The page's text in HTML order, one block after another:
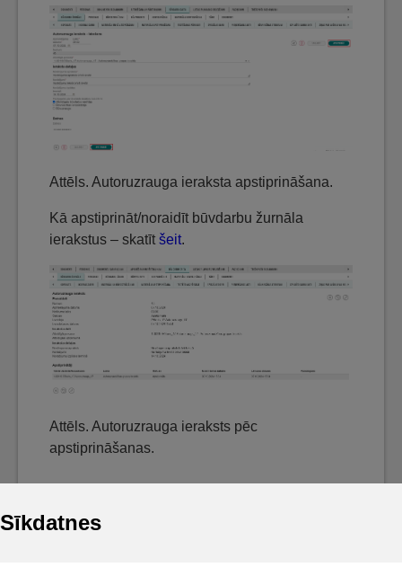
Sīkdatnes
Attēls. Autoruzrauga ieraksta apstiprināšana.
Kā apstiprināt/noraidīt būvdarbu žurnāla
ierakstus – skatīt šeit.
Attēls. Autoruzrauga ieraksts pēc
apstiprināšanas.